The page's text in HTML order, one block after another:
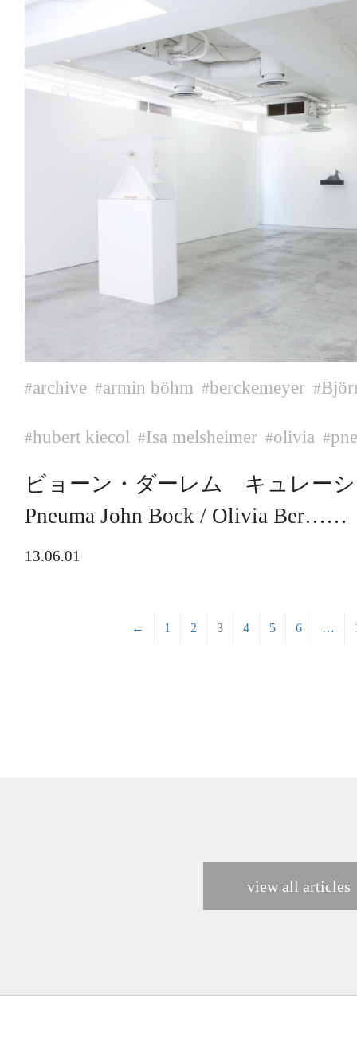
#archive #armin böhm #berckemeyer #
#hubert kiecol #Isa melsheimer #olivia #
ビョーン・ダーレム キュレー
Pneuma John Bock / Olivia Ber……
13.06.01
← 1 2 3 4 5 6 …
view all articles